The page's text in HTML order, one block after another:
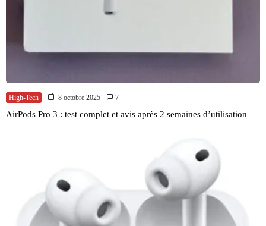
High-Tech 8 octobre 2025 7
AirPods Pro 3 : test complet et avis après 2 semaines d’utilisation